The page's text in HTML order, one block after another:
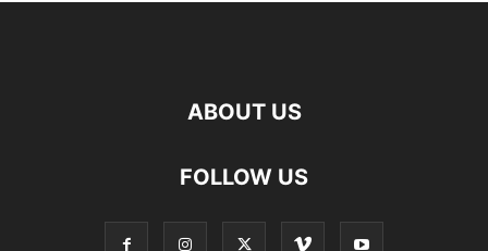
ABOUT US
FOLLOW US